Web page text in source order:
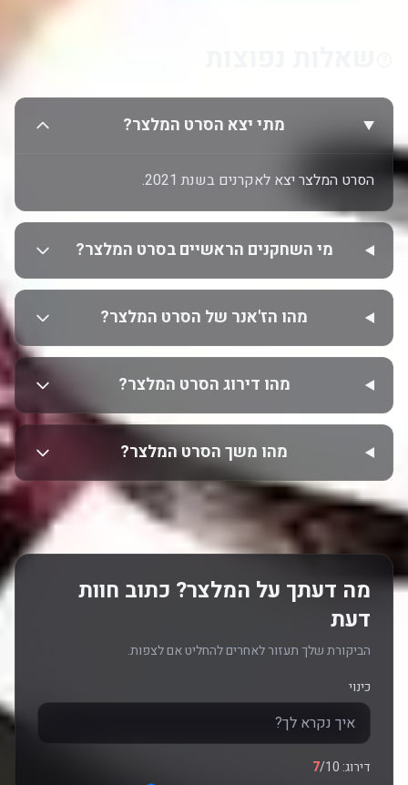
מתי יצא הסרט המלצר?
הסרט המלצר יצא לאקרנים בשנת 2021.
מי השחקנים הראשיים בסרט המלצר?
מהו הז'אנר של הסרט המלצר?
מהו דירוג הסרט המלצר?
מהו משך הסרט המלצר?
מה דעתך על המלצר? כתוב חוות
דעת
הביקורת שלך תעזור לאחרים להחליט אם לצפות.
כינוי
דירוג: 7/10